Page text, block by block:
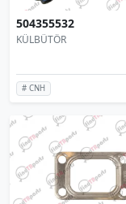
504355532
KÜLBÜTÖR
# CNH